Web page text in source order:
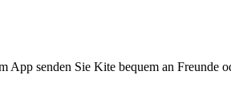
senden Sie Kite bequem an Freunde